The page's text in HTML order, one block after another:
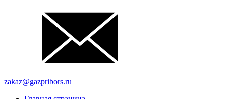
zakaz@gazpribors.ru